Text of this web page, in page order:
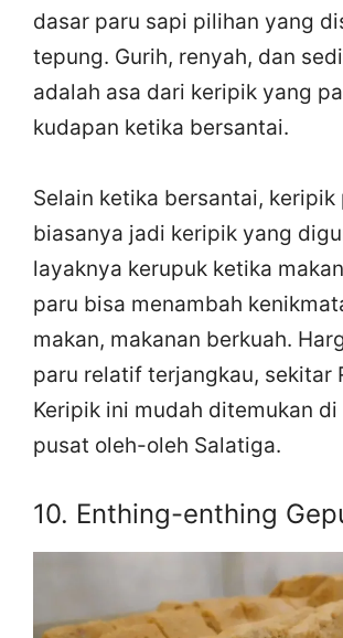
dasar paru sapi pilihan yang
tepung. Gurih, renyah, dan
adalah asa dari keripik yang
kudapan ketika bersantai.
Selain ketika bersantai, keripik
biasanya jadi keripik yang
layaknya kerupuk ketika
paru bisa menambah
makan, makanan berkuah.
paru relatif terjangkau, sekitar
Keripik ini mudah ditemukan
pusat oleh-oleh Salatiga.
10. Enthing-enthing